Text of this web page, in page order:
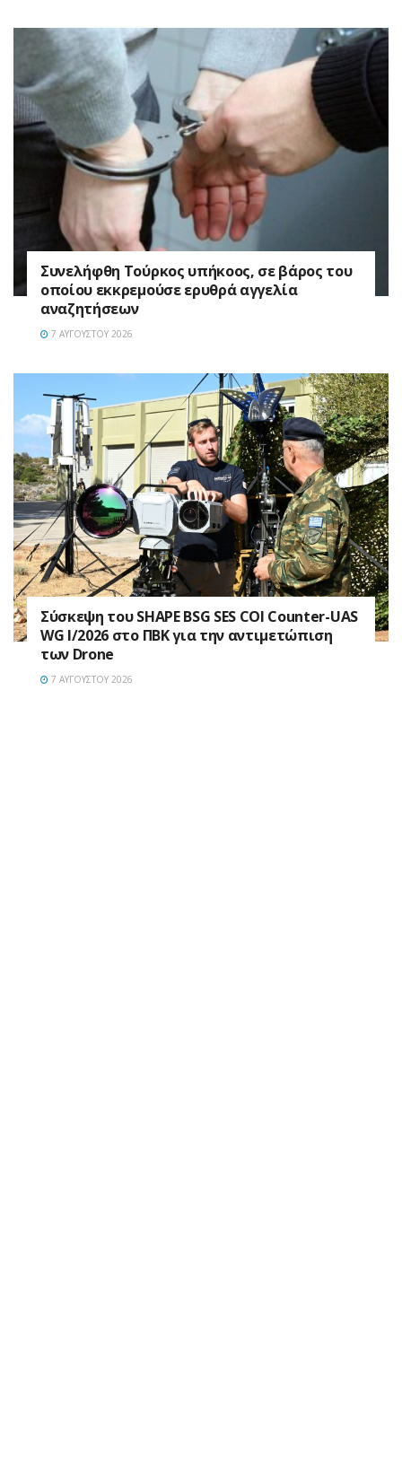
Συνελήφθη Τούρκος υπήκοος, σε βάρος του
οποίου εκκρεμούσε ερυθρά αγγελία
αναζητήσεων
7 ΑΥΓΟΎΣΤΟΥ 2026
Σύσκεψη του SHAPE BSG SES COI Counter-UAS
WG I/2026 στο ΠΒΚ για την αντιμετώπιση
των Drone
7 ΑΥΓΟΎΣΤΟΥ 2026